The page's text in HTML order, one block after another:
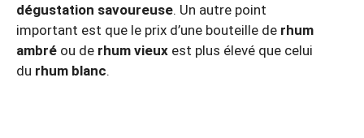
dégustation savoureuse. Un autre point
important est que le prix d’une bouteille de rhum
ambré ou de rhum vieux est plus élevé que celui
du rhum blanc.